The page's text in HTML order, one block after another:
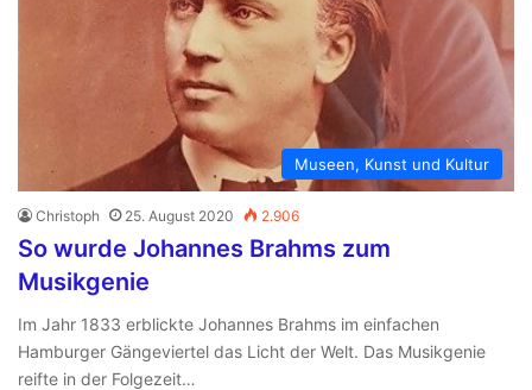
Museen, Kunst und Kultur
Christoph 25. August 2020 2.906
So wurde Johannes Brahms zum
Musikgenie
Im Jahr 1833 erblickte Johannes Brahms im einfachen
Hamburger Gängeviertel das Licht der Welt. Das Musikgenie
reifte in der Folgezeit…